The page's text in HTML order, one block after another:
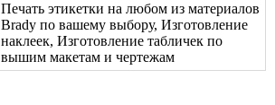
Печать этикетки на любом из материалов
Brady по вашему выбору, Изготовление
наклеек, Изготовление табличек по
вышим макетам и чертежам